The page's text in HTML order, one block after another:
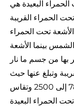
تحت الحمراء البعيدة هي
الأشعة تحت الحمراء القريبة
نانومتر، أما الأشعة تحت الحمراء
بينما الأشعة
بها من جسم ما نار
وتبلغ عنها حيث
تقاس الأشعة تحت الحمراء القريبة من 780 إلى 2500 وتقاس
الحمراء البعيدة